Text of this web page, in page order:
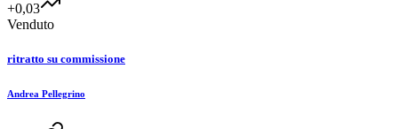
+0,03
Venduto
ritratto su commissione
Andrea Pellegrino